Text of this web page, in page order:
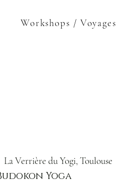
Workshops / Voyages
La Verrière du Yogi, Toulouse
Yoga